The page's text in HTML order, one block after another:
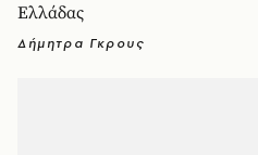
Ελλάδας
Δήμητρα Γκρους